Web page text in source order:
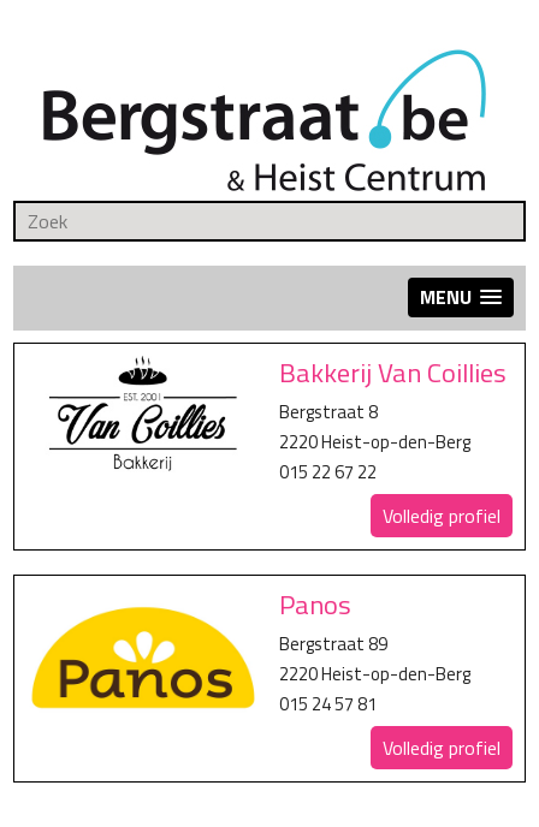
MENU
Bakkerij Van Coillies
Bergstraat 8
2220 Heist-op-den-Berg
015 22 67 22
Volledig profiel
Panos
Bergstraat 89
2220 Heist-op-den-Berg
015 24 57 81
Volledig profiel